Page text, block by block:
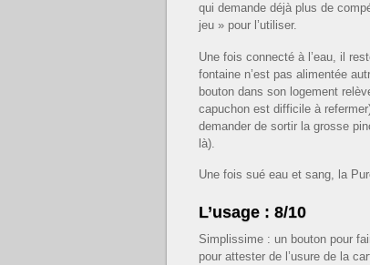
qui demande déjà plus de
jeu » pour l’utiliser.
Une fois connecté à l’eau, il
fontaine n’est pas alimentée
bouton dans son logement
capuchon est difficile à
demander de sortir la grosse
là).
Une fois sué eau et sang, la
L’usage : 8/10
Simplissime : un bouton pour
pour attester de l’usure de la